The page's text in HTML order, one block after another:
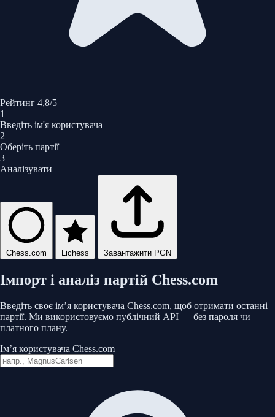
Рейтинг 4,8/5
1
Введіть ім'я користувача
2
Оберіть партії
3
Аналізувати
Chess.com Lichess Завантажити PGN
Імпорт і аналіз партій Chess.com
Введіть своє ім’я користувача Chess.com, щоб отримати останні
партії. Ми використовуємо публічний API — без пароля чи
платного плану.
Ім’я користувача Chess.com